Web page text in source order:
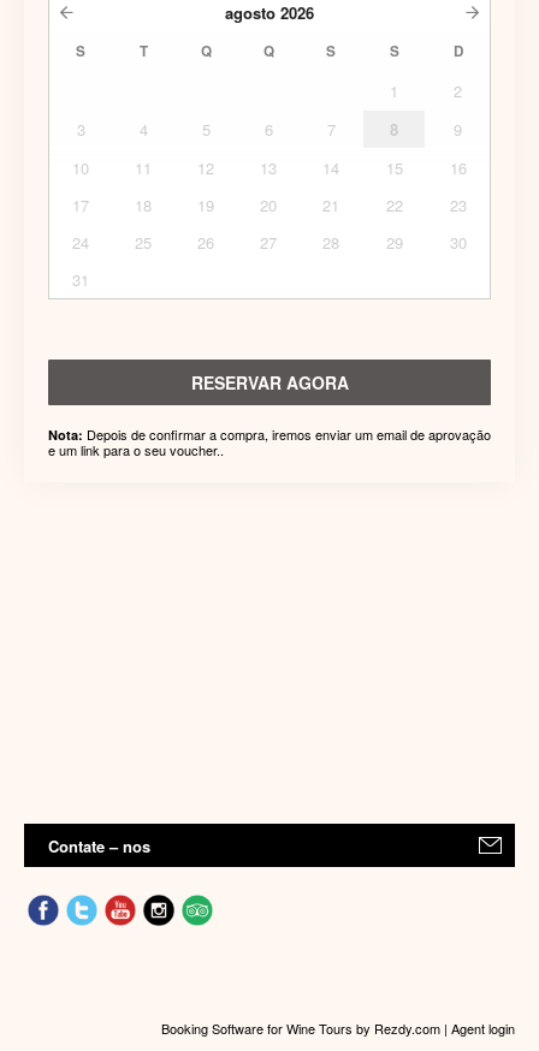
agosto 2026
S T Q Q S S D
1
2
3
4 5 6 7 8
9
10
11 12 13 14 15
16
17
18 19 20 21 22
23
24
25 26 27 28 29
30
31
RESERVAR AGORA
Nota: Depois de confirmar a compra, iremos enviar um email de aprovação
e um link para o seu voucher..
Contate – nos
Booking Software for Wine Tours by Rezdy.com | Agent login